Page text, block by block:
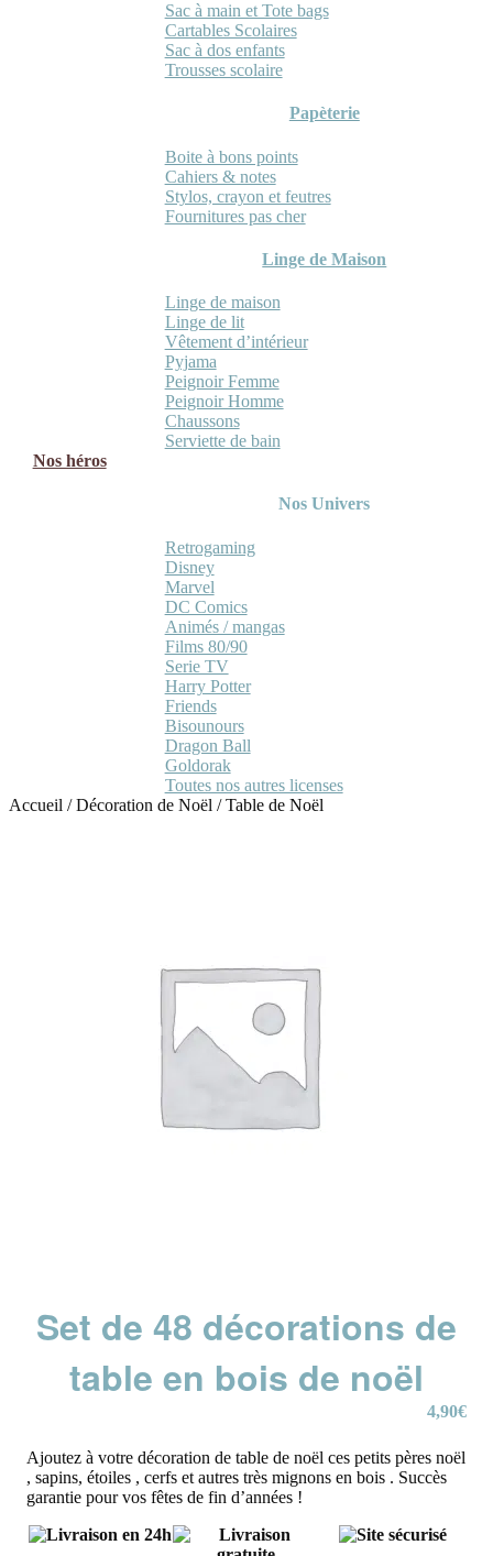
Sac à main et Tote bags
Cartables Scolaires
Sac à dos enfants
Trousses scolaire
Papèterie
Boite à bons points
Cahiers & notes
Stylos, crayon et feutres
Fournitures pas cher
Linge de Maison
Linge de maison
Linge de lit
Vêtement d’intérieur
Pyjama
Peignoir Femme
Peignoir Homme
Chaussons
Serviette de bain
Nos héros
Nos Univers
Retrogaming
Disney
Marvel
DC Comics
Animés / mangas
Films 80/90
Serie TV
Harry Potter
Friends
Bisounours
Dragon Ball
Goldorak
Toutes nos autres licenses
Accueil /Décoration de Noël /Table de Noël
Set de 48 décorations de
table en bois de noël
4,90€
Ajoutez à votre décoration de table de noël ces petits pères noël
, sapins, étoiles , cerfs et autres très mignons en bois . Succès
garantie pour vos fêtes de fin d’années !